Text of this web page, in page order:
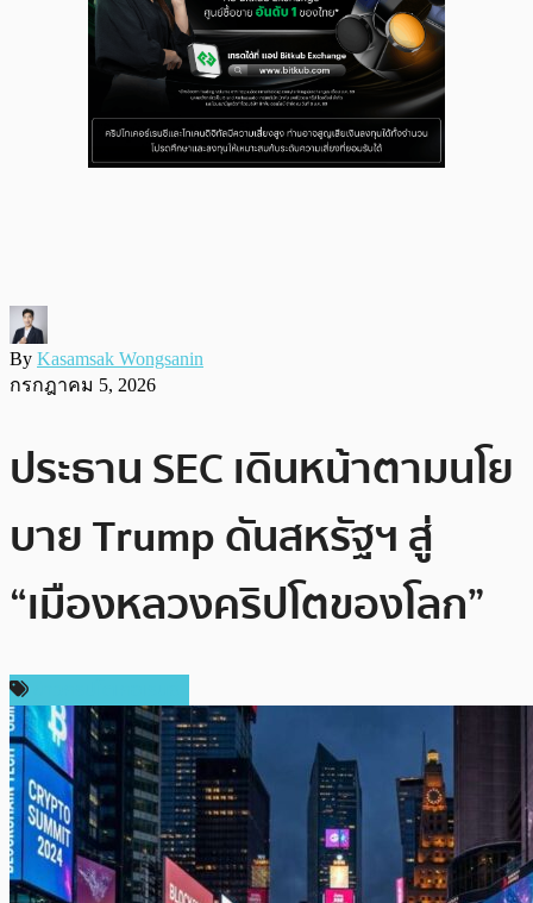
By Kasamsak Wongsanin
กรกฎาคม 5, 2026
ประธาน SEC เดินหน้าตามนโย
บาย Trump ดันสหรัฐฯ สู่
“เมืองหลวงคริปโตของโลก”